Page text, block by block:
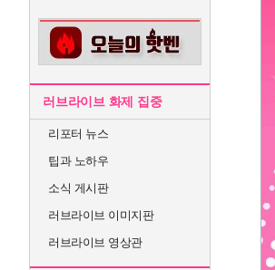
러브라이브 화제 집중
리포터 뉴스
팁과 노하우
소식 게시판
러브라이브 이미지판
러브라이브 영상관